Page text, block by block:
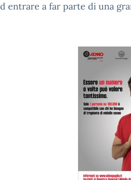
entrare a far parte di una